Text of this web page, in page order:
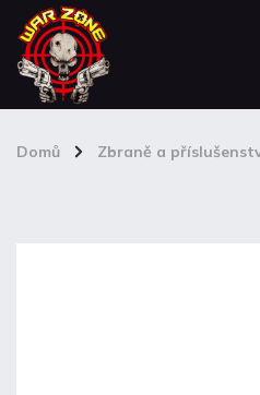
Domů / Zbraně a